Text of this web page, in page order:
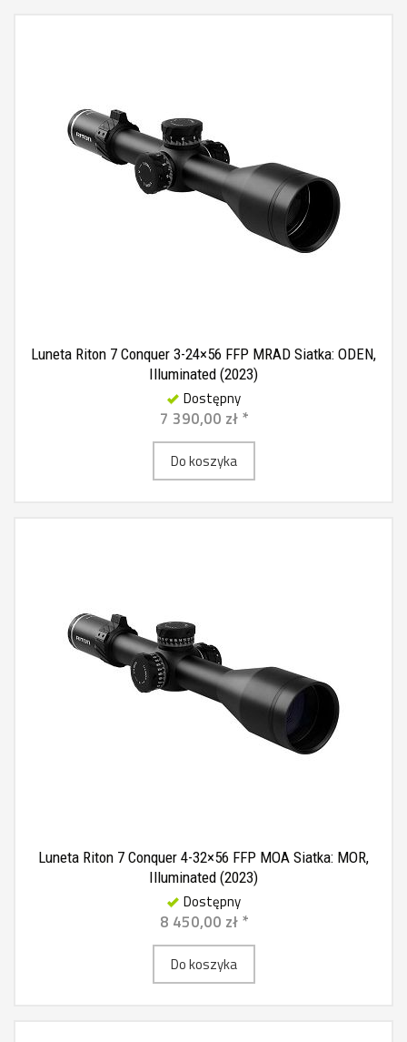
Luneta Riton 7 Conquer 3-24×56 FFP MRAD Siatka: ODEN,
Illuminated (2023)
Dostępny
7 390,00 zł *
Do koszyka
Luneta Riton 7 Conquer 4-32×56 FFP MOA Siatka: MOR,
Illuminated (2023)
Dostępny
8 450,00 zł *
Do koszyka